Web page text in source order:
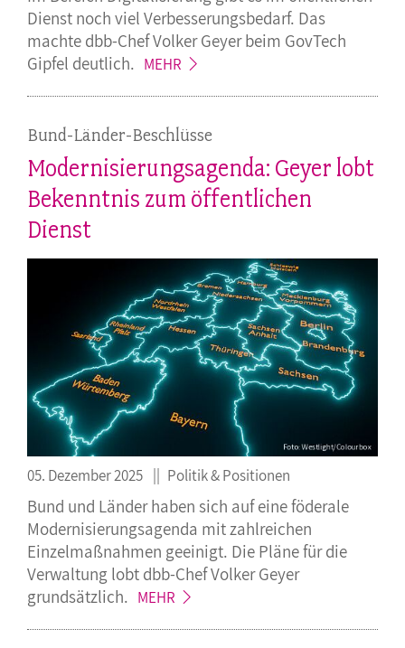
Dienst noch viel Verbesserungsbedarf. Das
machte dbb-Chef Volker Geyer beim GovTech
Gipfel deutlich. MEHR
Bund-Länder-Beschlüsse
Modernisierungsagenda: Geyer lobt
Bekenntnis zum öffentlichen
Dienst
05. Dezember 2025 Politik & Positionen
Bund und Länder haben sich auf eine föderale
Modernisierungsagenda mit zahlreichen
Einzelmaßnahmen geeinigt. Die Pläne für die
Verwaltung lobt dbb-Chef Volker Geyer
grundsätzlich. MEHR